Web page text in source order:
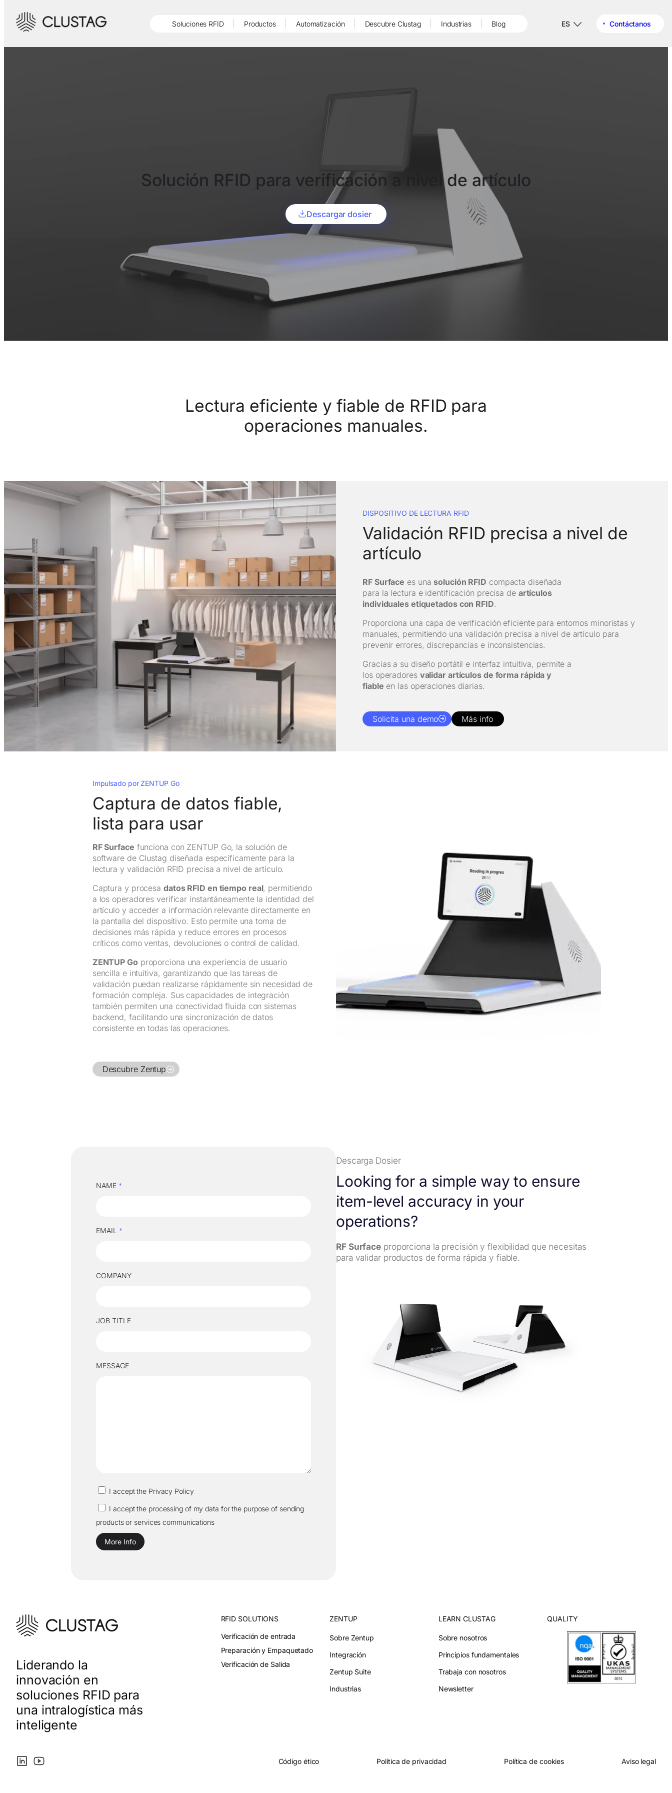
Soluciones RFID Productos Automatización Descubre Clustag Industrias Blog ES Contáctanos
Solución RFID para verificación a nivel de artículo
Descargar dosier
Lectura eficiente y fiable de RFID para
operaciones manuales.
DISPOSITIVO DE LECTURA RFID
Validación RFID precisa a nivel de
artículo
RF Surface es una solución RFID compacta diseñada
para la lectura e identificación precisa de artículos
individuales etiquetados con RFID.
Proporciona una capa de verificación eficiente para entornos minoristas y
manuales, permitiendo una validación precisa a nivel de artículo para
prevenir errores, discrepancias e inconsistencias.
Gracias a su diseño portátil e interfaz intuitiva, permite a
los operadores validar artículos de forma rápida y
fiable en las operaciones diarias.
Solicita una demo Más info
Impulsado por ZENTUP Go
Captura de datos fiable,
lista para usar
RF Surface funciona con ZENTUP Go, la solución de
software de Clustag diseñada específicamente para la
lectura y validación RFID precisa a nivel de artículo.
Captura y procesa datos RFID en tiempo real, permitiendo
a los operadores verificar instantáneamente la identidad del
artículo y acceder a información relevante directamente en
la pantalla del dispositivo. Esto permite una toma de
decisiones más rápida y reduce errores en procesos
críticos como ventas, devoluciones o control de calidad.
ZENTUP Go proporciona una experiencia de usuario
sencilla e intuitiva, garantizando que las tareas de
validación puedan realizarse rápidamente sin necesidad de
formación compleja. Sus capacidades de integración
también permiten una conectividad fluida con sistemas
backend, facilitando una sincronización de datos
consistente en todas las operaciones.
Descubre Zentup
NAME *
EMAIL *
COMPANY
JOB TITLE
MESSAGE
I accept the Privacy Policy
I accept the processing of my data for the purpose of sending
products or services communications
Descarga Dosier
Looking for a simple way to ensure
item-level accuracy in your
operations?
RF Surface proporciona la precisión y flexibilidad que necesitas
para validar productos de forma rápida y fiable.
Liderando la
innovación en
soluciones RFID para
una intralogística más
inteligente
RFID SOLUTIONS
Verificación de entrada
Preparación y Empaquetado
Verificación de Salida
ZENTUP
Sobre Zentup
Integración
Zentup Suite
Industrias
LEARN CLUSTAG
Sobre nosotros
Principios fundamentales
Trabaja con nosotros
Newsletter
QUALITY
Código ético Política de privacidad Política de cookies Aviso legal